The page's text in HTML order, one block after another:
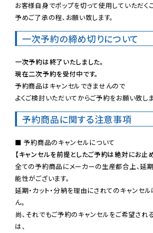
お客様自身でポップを切って使用していただく
予めご了承の程、お願い致します。
一次予約の締め切りについて
一次予約は終了いたしました。
現在二次予約を受付中です。
予約商品はキャンセルできませんので
よくご検討いただいてからご予約をお願い致しま
予約商品に関する注意事項
【キャンセルを前提としたご予約は絶対にお止
全ての予約商品にメーカーの生産都合上、延期
能性がございます。
延期・カット・分納を理由にされてのキャンセ
ん。
尚、それでもご予約のキャンセルをご希望され
は、